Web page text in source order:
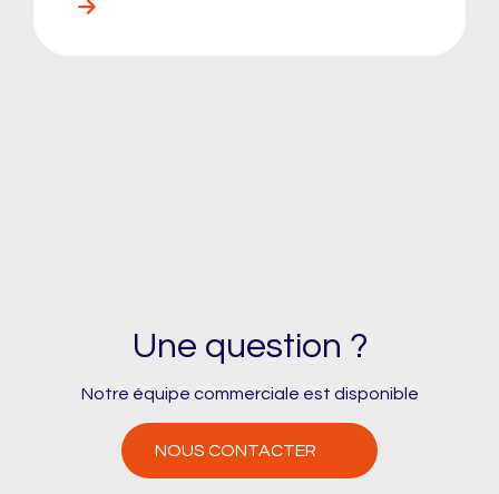
Une question ?
Notre équipe commerciale est disponible
NOUS CONTACTER